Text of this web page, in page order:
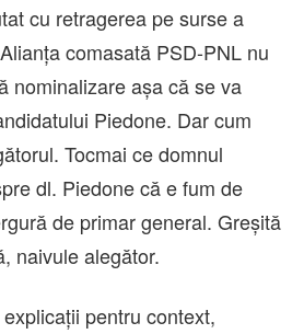
cu retragerea pe surse a
comasată PSD-PNL nu
nominalizare așa că se va
Piedone. Dar cum
Tocmai ce domnul
dl. Piedone că e fum de
de primar general. Greșită
naivule alegător.
pentru context,